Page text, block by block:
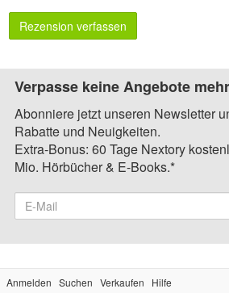
Rezension verfassen
Verpasse keine Angebote
Abonniere jetzt unseren Newsletter
Rabatte und Neuigkeiten.
Extra-Bonus: 60 Tage Nextory
Mio. Hörbücher & E-Books.*
Anmelden Suchen Verkaufen
Hilfe